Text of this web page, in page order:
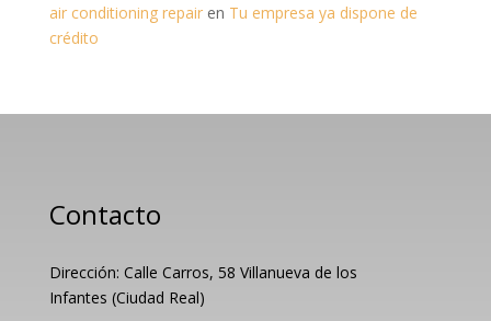
air conditioning repairen Tu empresa ya dispone de
crédito
Contacto
Dirección: Calle Carros, 58 Villanueva de los
Infantes (Ciudad Real)